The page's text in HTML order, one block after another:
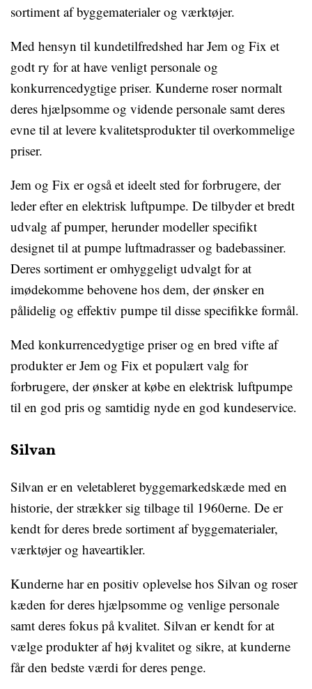
sortiment af byggematerialer og værktøjer.
Med hensyn til kundetilfredshed har Jem og Fix et
godt ry for at have venligt personale og
konkurrencedygtige priser. Kunderne roser normalt
deres hjælpsomme og vidende personale samt deres
evne til at levere kvalitetsprodukter til overkommelige
priser.
Jem og Fix er også et ideelt sted for forbrugere, der
leder efter en elektrisk luftpumpe. De tilbyder et bredt
udvalg af pumper, herunder modeller specifikt
designet til at pumpe luftmadrasser og badebassiner.
Deres sortiment er omhyggeligt udvalgt for at
imødekomme behovene hos dem, der ønsker en
pålidelig og effektiv pumpe til disse specifikke formål.
Med konkurrencedygtige priser og en bred vifte af
produkter er Jem og Fix et populært valg for
forbrugere, der ønsker at købe en elektrisk luftpumpe
til en god pris og samtidig nyde en god kundeservice.
Silvan
Silvan er en veletableret byggemarkedskæde med en
historie, der strækker sig tilbage til 1960erne. De er
kendt for deres brede sortiment af byggematerialer,
værktøjer og haveartikler.
Kunderne har en positiv oplevelse hos Silvan og roser
kæden for deres hjælpsomme og venlige personale
samt deres fokus på kvalitet. Silvan er kendt for at
vælge produkter af høj kvalitet og sikre, at kunderne
får den bedste værdi for deres penge.